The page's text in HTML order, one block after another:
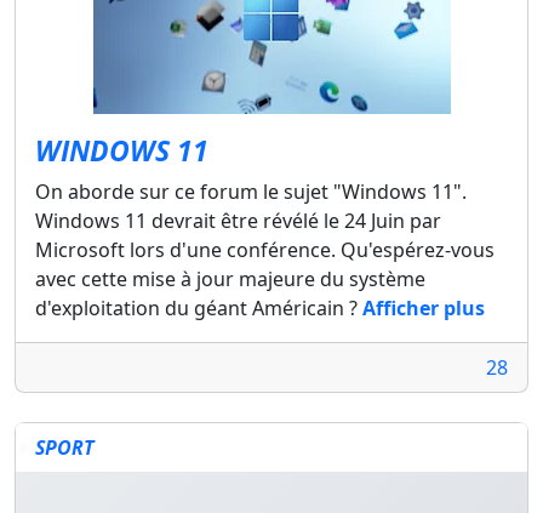
WINDOWS 11
On aborde sur ce forum le sujet "Windows 11".
Windows 11 devrait être révélé le 24 Juin par
Microsoft lors d'une conférence. Qu'espérez-vous
avec cette mise à jour majeure du système
d'exploitation du géant Américain ?Afficher plus
28
SPORT